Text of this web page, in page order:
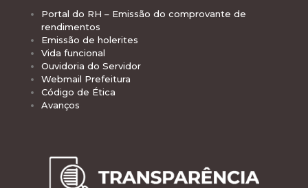
Portal do RH – Emissão do comprovante de
rendimentos
Emissão de holerites
Vida funcional
Ouvidoria do Servidor
Webmail Prefeitura
Código de Ética
Avanços